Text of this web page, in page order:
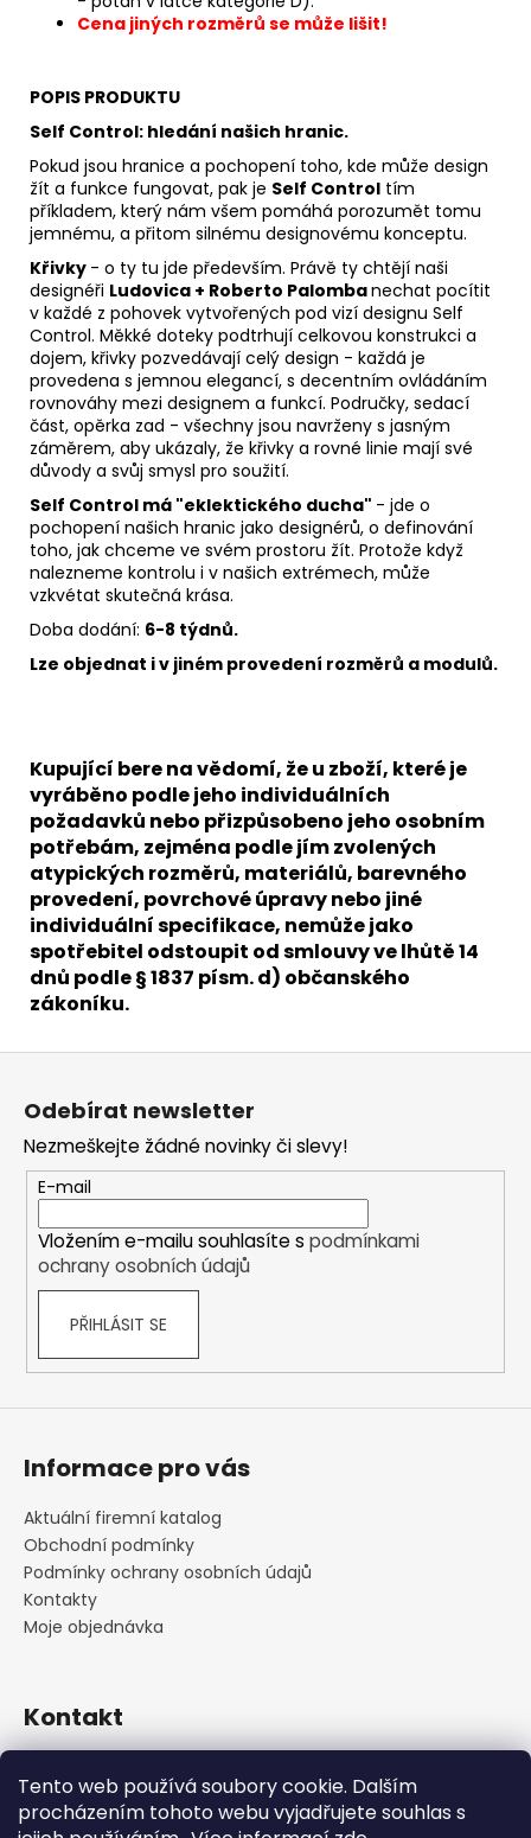
Tento web používá soubory cookie. Dalším
procházením tohoto webu vyjadřujete souhlas s
Cena jiných rozměrů se může lišit!
POPIS PRODUKTU
Self Control: hledání našich hranic.
Pokud jsou hranice a pochopení toho, kde může design
žít a funkce fungovat, pak je Self Control tím
příkladem, který nám všem pomáhá porozumět tomu
jemnému, a přitom silnému designovému konceptu.
Křivky - o ty tu jde především. Právě ty chtějí naši
designéři Ludovica + Roberto Palombanechat pocítit
v každé z pohovek vytvořených pod vizí designu Self
Control. Měkké doteky podtrhují celkovou konstrukci a
dojem, křivky pozvedávají celý design - každá je
provedena s jemnou elegancí, s decentním ovládáním
rovnováhy mezi designem a funkcí. Područky, sedací
část, opěrka zad - všechny jsou navrženy s jasným
záměrem, aby ukázaly, že křivky a rovné linie mají své
důvody a svůj smysl pro soužití.
Self Control má "eklektického ducha" - jde o
pochopení našich hranic jako designérů, o definování
toho, jak chceme ve svém prostoru žít. Protože když
nalezneme kontrolu i v našich extrémech, může
vzkvétat skutečná krása.
Doba dodání: 6-8 týdnů.
Lze objednat i v jiném provedení rozměrů a modulů.
Kupující bere na vědomí, že u zboží, které je
vyráběno podle jeho individuálních
požadavků nebo přizpůsobeno jeho osobním
potřebám, zejména podle jím zvolených
atypických rozměrů, materiálů, barevného
provedení, povrchové úpravy nebo jiné
individuální specifikace, nemůže jako
spotřebitel odstoupit od smlouvy ve lhůtě 14
dnů podle § 1837 písm. d) občanského
zákoníku.
Z
Odebírat newsletter
Nezmeškejte žádné novinky či slevy!
E-mail
Vložením e-mailu souhlasíte s podmínkami
ochrany osobních údajů
PŘIHLÁSIT SE
Informace pro vás
Aktuální firemní katalog
Obchodní podmínky
Podmínky ochrany osobních údajů
Kontakty
Moje objednávka
Kontakt
+420 222 316 990
https://www.facebook.com/cskarlin